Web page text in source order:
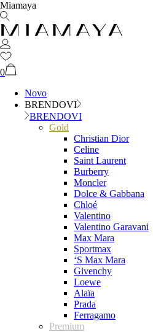
Miamaya
0
Novo
BRENDOVI
BRENDOVI
Gold
Christian Dior
Celine
Saint Laurent
Burberry
Moncler
Dolce & Gabbana
Chloé
Valentino
Valentino Garavani
Max Mara
Sportmax
‘S Max Mara
Givenchy
Loewe
Alaïa
Prada
Ferragamo
Premium